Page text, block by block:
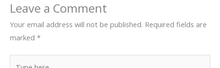
Leave a Comment
Your email address will not be published. Required fields are
marked *